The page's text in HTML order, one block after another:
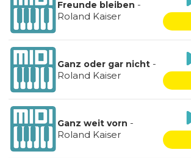
Freunde bleiben -
Roland Kaiser
Ganz oder gar nicht-
Roland Kaiser
Ganz weit vorn -
Roland Kaiser